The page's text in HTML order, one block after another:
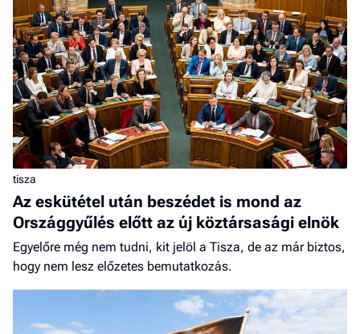
tisza
Az eskütétel után beszédet is mond az
Országgyűlés előtt az új köztársasági elnök
Egyelőre még nem tudni, kit jelöl a Tisza, de az már biztos,
hogy nem lesz előzetes bemutatkozás.